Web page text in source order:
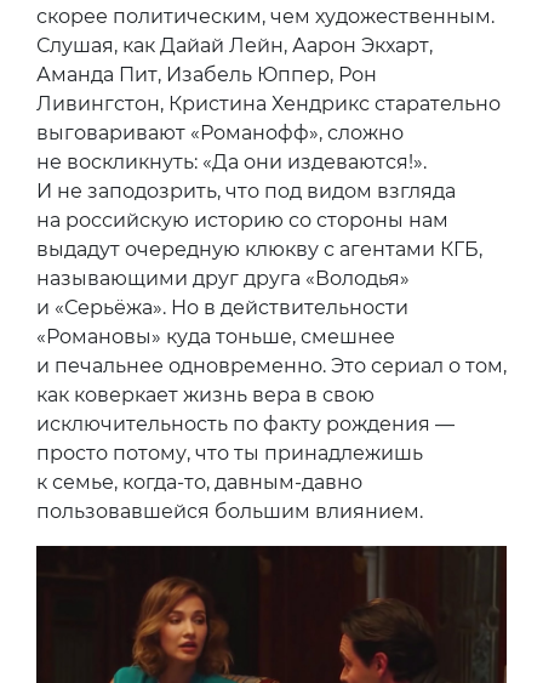
скорее политическим, чем художественным.
Слушая, как Дайай Лейн, Аарон Экхарт,
Аманда Пит, Изабель Юппер, Рон
Ливингстон, Кристина Хендрикс старательно
выговаривают «Романофф», сложно
не воскликнуть: «Да они издеваются!».
И не заподозрить, что под видом взгляда
на российскую историю со стороны нам
выдадут очередную клюкву с агентами КГБ,
называющими друг друга «Володья»
и «Серьёжа». Но в действительности
«Романовы» куда тоньше, смешнее
и печальнее одновременно. Это сериал о том,
как коверкает жизнь вера в свою
исключительность по факту рождения —
просто потому, что ты принадлежишь
к семье, когда-то, давным-давно
пользовавшейся большим влиянием.